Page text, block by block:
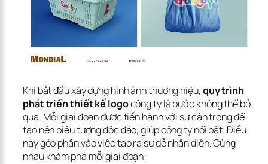
Khi bắt đầu xây dựng hình ảnh thương hiệu, quy trình
phát triển thiết kế logo công ty là bước không thể bỏ
qua. Mỗi giai đoạn được tiến hành với sự cẩn trọng để
tạo nên biểu tượng độc đáo, giúp công ty nổi bật. Điều
này góp phần vào việc tạo ra sự dễ nhận diện. Cùng
nhau khám phá mỗi giai đoạn: